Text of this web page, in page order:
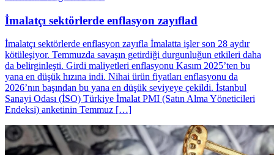
İmalatçı sektörlerde enflasyon zayıflad
İmalatçı sektörlerde enflasyon zayıfla İmalatta işler son 28 aydır
kötüleşiyor. Temmuzda savaşın getirdiği durgunluğun etkileri daha
da belirginleşti. Girdi maliyetleri enflasyonu Kasım 2025’ten bu
yana en düşük hızına indi. Nihai ürün fiyatları enflasyonu da
2026’nın başından bu yana en düşük seviyeye çekildi. İstanbul
Sanayi Oda­sı (İSO) Türkiye İmalat PMI (Satın Alma Yöne­ticileri
Endeksi) anketinin Temmuz […]